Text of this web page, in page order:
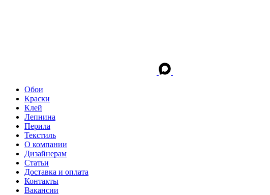
Обои
Краски
Клей
Лепнина
Перила
Текстиль
О компании
Дизайнерам
Статьи
Доставка и оплата
Контакты
Вакансии